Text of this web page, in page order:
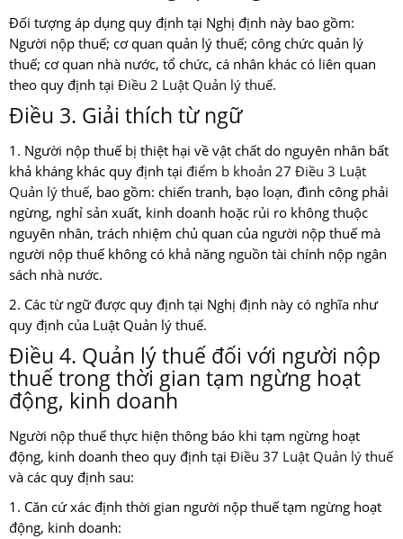
Đối tượng áp dụng quy định tại Nghị định này bao gồm:
Người nộp thuế; cơ quan quản lý thuế; công chức quản lý
thuế; cơ quan nhà nước, tổ chức, cá nhân khác có liên quan
theo quy định tại Điều 2 Luật Quản lý thuế.
Điều 3. Giải thích từ ngữ
1. Người nộp thuế bị thiệt hại về vật chất do nguyên nhân bất
khả kháng khác quy định tại điểm b khoản 27 Điều 3 Luật
Quản lý thuế, bao gồm: chiến tranh, bạo loạn, đình công phải
ngừng, nghỉ sản xuất, kinh doanh hoặc rủi ro không thuộc
nguyên nhân, trách nhiệm chủ quan của người nộp thuế mà
người nộp thuế không có khả năng nguồn tài chính nộp ngân
sách nhà nước.
2. Các từ ngữ được quy định tại Nghị định này có nghĩa như
quy định của Luật Quản lý thuế.
Điều 4. Quản lý thuế đối với người nộp
thuế trong thời gian tạm ngừng hoạt
động, kinh doanh
Người nộp thuế thực hiện thông báo khi tạm ngừng hoạt
động, kinh doanh theo quy định tại Điều 37 Luật Quản lý thuế
và các quy định sau:
1. Căn cứ xác định thời gian người nộp thuế tạm ngừng hoạt
động, kinh doanh: